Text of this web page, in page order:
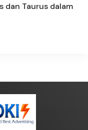
dan Taurus dalam